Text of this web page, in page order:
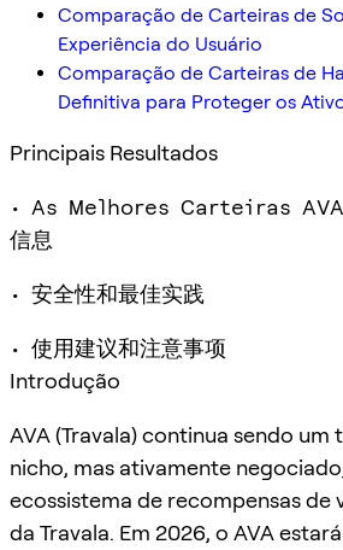
Comparação de Carteiras de
Experiência do Usuário
Comparação de Carteiras de
Definitiva para Proteger os
Principais Resultados
• As Melhores Carteiras
信息
• 安全性和最佳实践
• 使用建议和注意事项
Introdução
AVA (Travala) continua sendo
nicho, mas ativamente
ecossistema de recompensas de
da Travala. Em 2026, o AVA